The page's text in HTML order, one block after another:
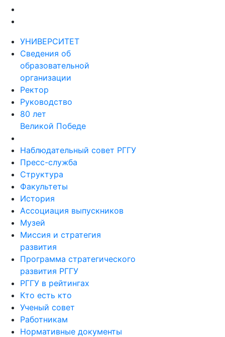
УНИВЕРСИТЕТ
Сведения об
образовательной
организации
Ректор
Руководство
80 лет
Великой Победе
Наблюдательный совет РГГУ
Пресс-служба
Структура
Факультеты
История
Ассоциация выпускников
Музей
Миссия и стратегия
развития
Программа стратегического
развития РГГУ
РГГУ в рейтингах
Кто есть кто
Ученый совет
Работникам
Нормативные документы